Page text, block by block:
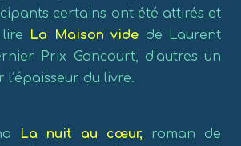
certains ont été attirés et
La Maison vide de Laurent
Prix Goncourt, d’autres un
du livre.
La nuit au cœur,
roman de